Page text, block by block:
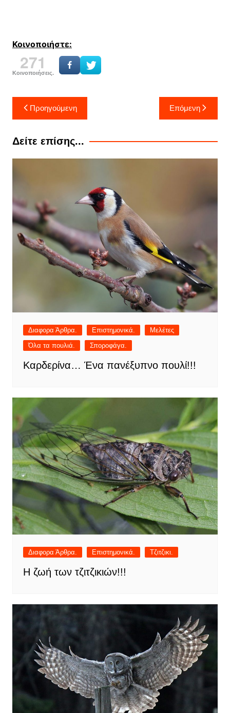
Κοινοποιήστε:
271
Κοινοποιήσεις.
Πλοήγηση
άρθρων
Προηγούμενη Επόμενη
Δείτε επίσης...
Διαφορα Άρθρα. Επιστημονικά.
Μελέτες
Όλα τα πουλιά.
Σποροφάγα.
Καρδερίνα… Ένα πανέξυπνο πουλί!!!
Διαφορα Άρθρα. Επιστημονικά. Τζιτζικι.
Η ζωή των τζιτζικιών!!!